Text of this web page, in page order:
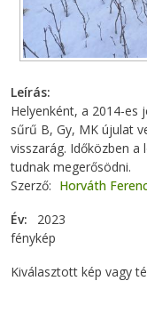
Leírás
Helyenként, a 2014-
sűrű B, Gy, MK újulat
visszarág. Időközben
tudnak megerősödni.
Szerző
Horváth
Év
2023
fénykép
Kiválasztott kép vagy